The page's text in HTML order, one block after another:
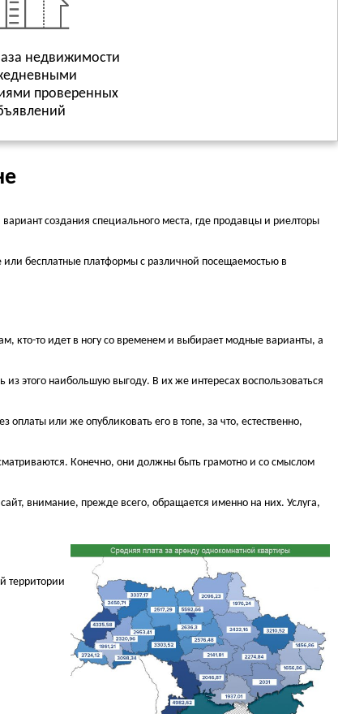
недвижимости
проверенных
создания специального места, где продавцы и риелторы
или бесплатные платформы с различной посещаемостью в
кто-то идет в ногу со временем и выбирает модные варианты, а
этого наибольшую выгоду. В их же интересах воспользоваться
или же опубликовать его в топе, за что, естественно,
Конечно, они должны быть грамотно и со смыслом
внимание, прежде всего, обращается именно на них. Услуга,
территории